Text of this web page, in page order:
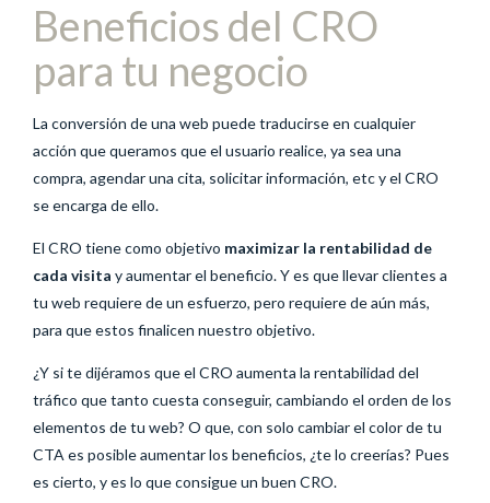
Beneficios del CRO
para tu negocio
La conversión de una web puede traducirse en cualquier
acción que queramos que el usuario realice, ya sea una
compra, agendar una cita, solicitar información, etc y el CRO
se encarga de ello.
El CRO tiene como objetivo maximizar la rentabilidad de
cada visita y aumentar el beneficio. Y es que llevar clientes a
tu web requiere de un esfuerzo, pero requiere de aún más,
para que estos finalicen nuestro objetivo.
¿Y si te dijéramos que el CRO aumenta la rentabilidad del
tráfico que tanto cuesta conseguir, cambiando el orden de los
elementos de tu web? O que, con solo cambiar el color de tu
CTA es posible aumentar los beneficios, ¿te lo creerías? Pues
es cierto, y es lo que consigue un buen CRO.